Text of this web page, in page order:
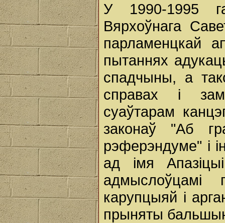
У 1990-1995
Вярхоўнага
парламенцкай
пытаннях
спадчыны, а
справах і
суаўтарам
законаў "Аб
рэферэндуме" і
ад імя
карупцыяй і
прыняты